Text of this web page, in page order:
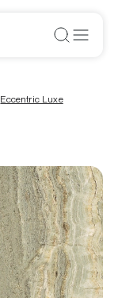
Eccentric Luxe